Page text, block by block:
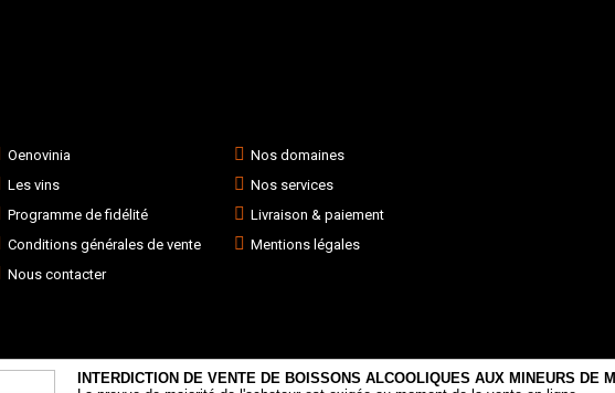
Oenovinia
Nos domaines
Les vins
Nos services
Programme de fidélité
Livraison & paiement
Conditions générales de vente
Mentions légales
Nous contacter
INTERDICTION DE VENTE DE BOISSONS ALCOOLIQUES AUX MINEURS DE